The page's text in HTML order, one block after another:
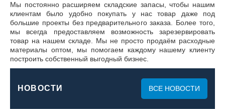
Мы постоянно расширяем складские запасы, чтобы нашим
клиентам было удобно покупать у нас товар даже под
большие проекты без предварительного заказа. Более того,
мы всегда предоставляем возможность зарезервировать
товар на нашем складе. Мы не просто продаём расходные
материалы оптом, мы помогаем каждому нашему клиенту
построить собственный выгодный бизнес.
НОВОСТИ ВСЕ НОВОСТИ